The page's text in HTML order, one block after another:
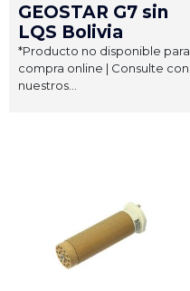
GEOSTAR G7 sin
LQS Bolivia
*Producto no disponible para
compra online | Consulte con
nuestros...